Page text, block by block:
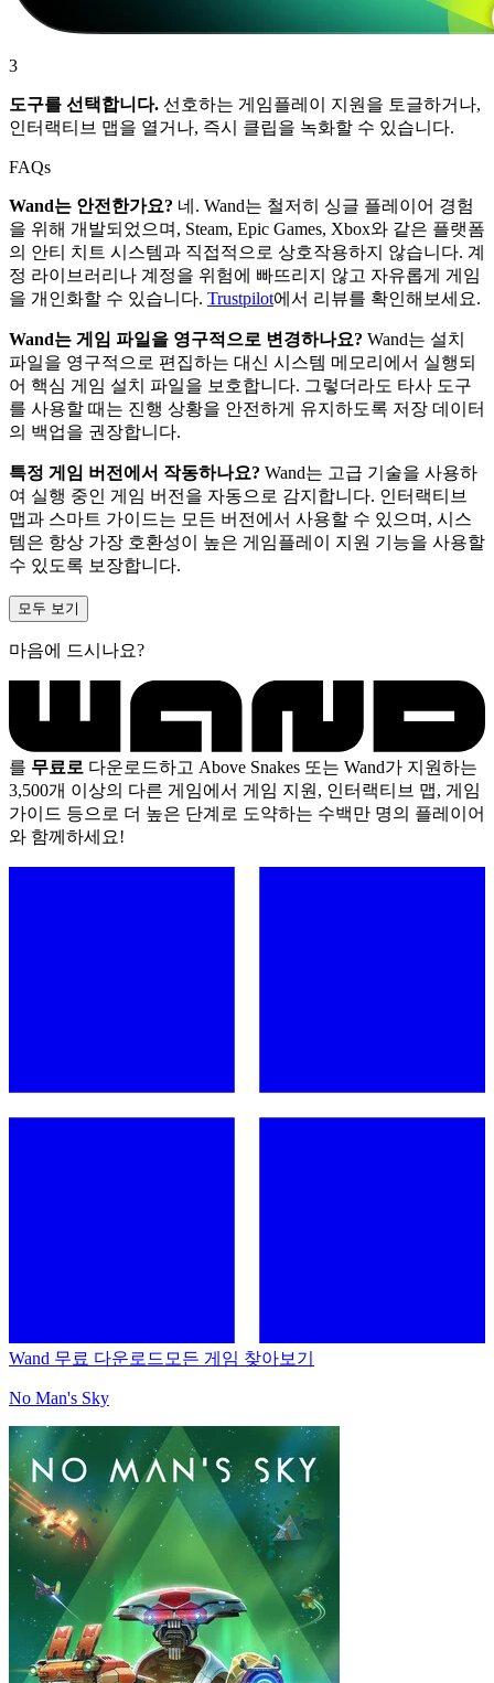
3
도구를 선택합니다. 선호하는 게임플레이 지원을 토글하거나,
인터랙티브 맵을 열거나, 즉시 클립을 녹화할 수 있습니다.
FAQs
Wand는 안전한가요? 네. Wand는 철저히 싱글 플레이어 경험
을 위해 개발되었으며, Steam, Epic Games, Xbox와 같은 플랫폼
의 안티 치트 시스템과 직접적으로 상호작용하지 않습니다. 계
정 라이브러리나 계정을 위험에 빠뜨리지 않고 자유롭게 게임
을 개인화할 수 있습니다. Trustpilot에서 리뷰를 확인해보세요.
Wand는 게임 파일을 영구적으로 변경하나요? Wand는 설치
파일을 영구적으로 편집하는 대신 시스템 메모리에서 실행되
어 핵심 게임 설치 파일을 보호합니다. 그렇더라도 타사 도구
를 사용할 때는 진행 상황을 안전하게 유지하도록 저장 데이터
의 백업을 권장합니다.
특정 게임 버전에서 작동하나요? Wand는 고급 기술을 사용하
여 실행 중인 게임 버전을 자동으로 감지합니다. 인터랙티브
맵과 스마트 가이드는 모든 버전에서 사용할 수 있으며, 시스
템은 항상 가장 호환성이 높은 게임플레이 지원 기능을 사용할
수 있도록 보장합니다.
모두 보기
마음에 드시나요?
를 무료로 다운로드하고 Above Snakes 또는 Wand가 지원하는
3,500개 이상의 다른 게임에서 게임 지원, 인터랙티브 맵, 게임
가이드 등으로 더 높은 단계로 도약하는 수백만 명의 플레이어
와 함께하세요!
Wand 무료 다운로드 모든 게임 찾아보기
No Man's Sky